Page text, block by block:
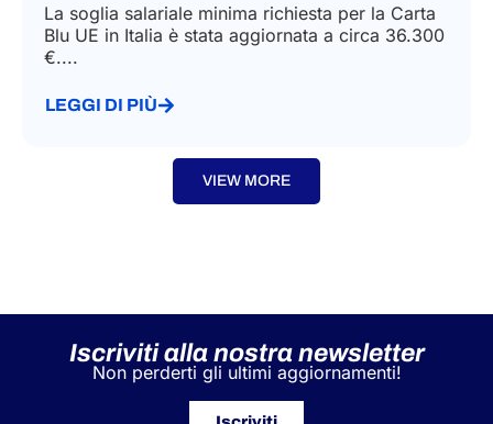
La soglia salariale minima richiesta per la Carta
Blu UE in Italia è stata aggiornata a circa 36.300
€....
LEGGI DI PIÙ
VIEW MORE
Iscriviti alla nostra newsletter
Non perderti gli ultimi aggiornamenti!